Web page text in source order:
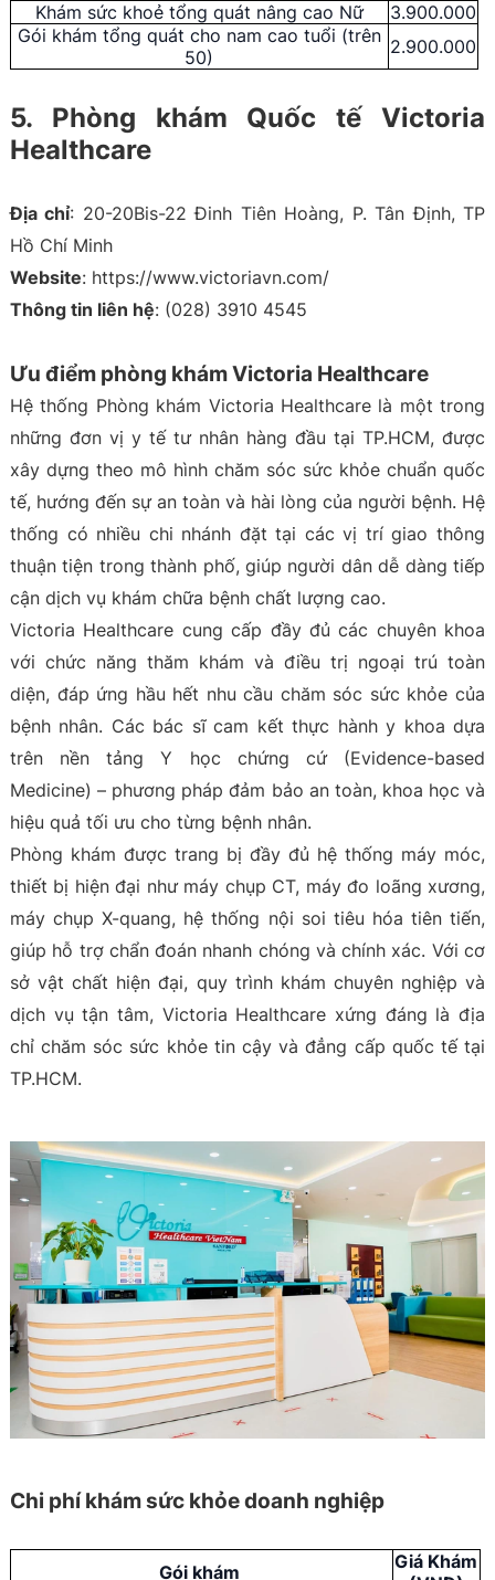
Khám sức khoẻ tổng quát nâng cao Nữ
3.900.000
Gói khám tổng quát cho nam cao tuổi (trên
50)
2.900.000
5. Phòng khám Quốc tế Victoria
Healthcare
Địa chỉ: 20-20Bis-22 Đinh Tiên Hoàng, P. Tân Định, TP
Hồ Chí Minh
Website: https://www.victoriavn.com/
Thông tin liên hệ: (028) 3910 4545
Ưu điểm phòng khám Victoria Healthcare
Hệ thống Phòng khám Victoria Healthcare là một trong
những đơn vị y tế tư nhân hàng đầu tại TP.HCM, được
xây dựng theo mô hình chăm sóc sức khỏe chuẩn quốc
tế, hướng đến sự an toàn và hài lòng của người bệnh. Hệ
thống có nhiều chi nhánh đặt tại các vị trí giao thông
thuận tiện trong thành phố, giúp người dân dễ dàng tiếp
cận dịch vụ khám chữa bệnh chất lượng cao.
Victoria Healthcare cung cấp đầy đủ các chuyên khoa
với chức năng thăm khám và điều trị ngoại trú toàn
diện, đáp ứng hầu hết nhu cầu chăm sóc sức khỏe của
bệnh nhân. Các bác sĩ cam kết thực hành y khoa dựa
trên nền tảng Y học chứng cứ (Evidence-based
Medicine) – phương pháp đảm bảo an toàn, khoa học và
hiệu quả tối ưu cho từng bệnh nhân.
Phòng khám được trang bị đầy đủ hệ thống máy móc,
thiết bị hiện đại như máy chụp CT, máy đo loãng xương,
máy chụp X-quang, hệ thống nội soi tiêu hóa tiên tiến,
giúp hỗ trợ chẩn đoán nhanh chóng và chính xác. Với cơ
sở vật chất hiện đại, quy trình khám chuyên nghiệp và
dịch vụ tận tâm, Victoria Healthcare xứng đáng là địa
chỉ chăm sóc sức khỏe tin cậy và đẳng cấp quốc tế tại
TP.HCM.
Chi phí khám sức khỏe doanh nghiệp
Gói khám
Giá Khám